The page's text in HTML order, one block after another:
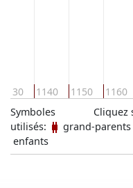
1130 1140 1150 1160
Symboles
utilisés:
grand-parents
enfants